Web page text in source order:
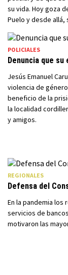
su vida. Hoy goza
Puelo y desde allá,
POLICIALES
Denuncia que
Jesús Emanuel
violencia de
beneficio de la
la localidad
y amigos.
REGIONALES
Defensa del
En la pandemia los
servicios de
motivaron las